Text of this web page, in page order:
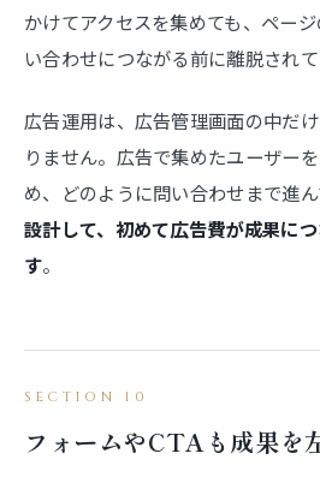
かけてアクセスを集めても、ペー
い合わせにつながる前に離脱されて
広告運用は、広告管理画面の中だ
りません。広告で集めたユーザー
め、どのように問い合わせまで進ん
設計して、初めて広告費が成果に
す。
フォームやCTAも成果を